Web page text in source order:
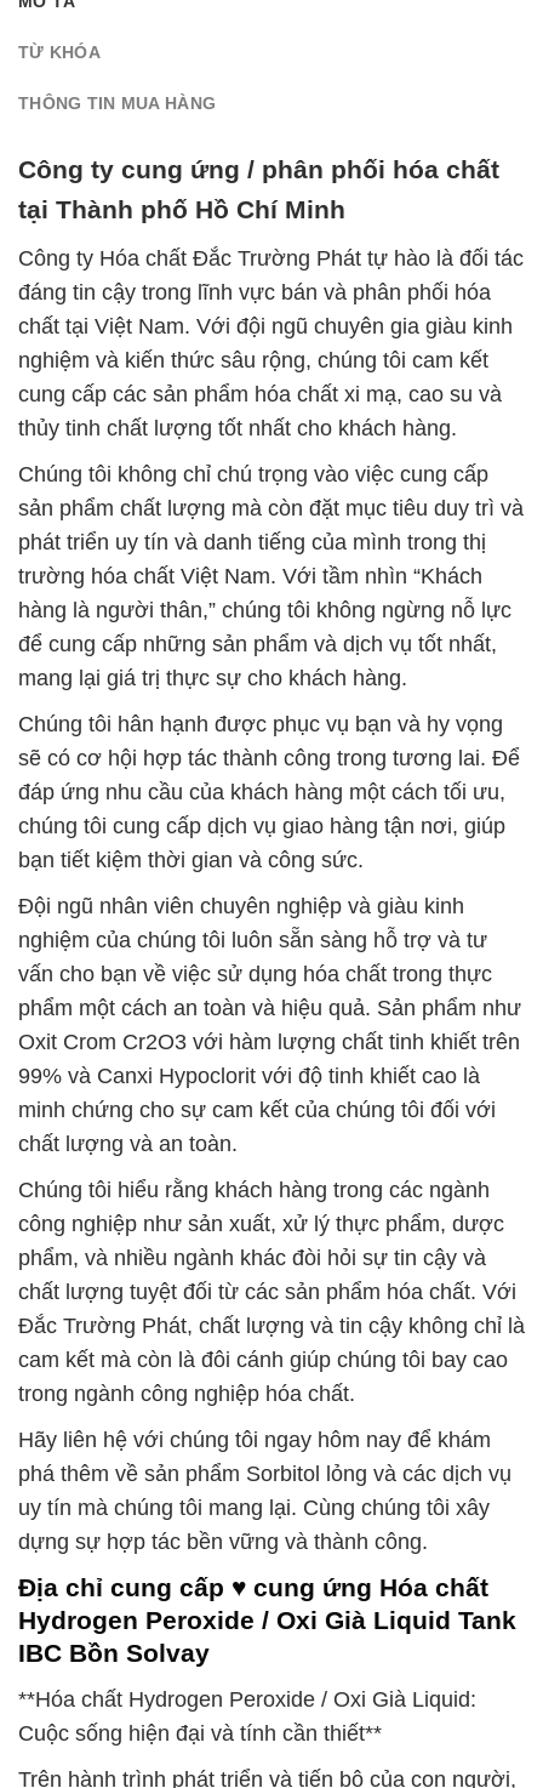
TỪ KHÓA
THÔNG TIN MUA HÀNG
Công ty cung ứng / phân phối hóa chất
tại Thành phố Hồ Chí Minh
Công ty Hóa chất Đắc Trường Phát tự hào là đối tác
đáng tin cậy trong lĩnh vực bán và phân phối hóa
chất tại Việt Nam. Với đội ngũ chuyên gia giàu kinh
nghiệm và kiến thức sâu rộng, chúng tôi cam kết
cung cấp các sản phẩm hóa chất xi mạ, cao su và
thủy tinh chất lượng tốt nhất cho khách hàng.
Chúng tôi không chỉ chú trọng vào việc cung cấp
sản phẩm chất lượng mà còn đặt mục tiêu duy trì và
phát triển uy tín và danh tiếng của mình trong thị
trường hóa chất Việt Nam. Với tầm nhìn “Khách
hàng là người thân,” chúng tôi không ngừng nỗ lực
để cung cấp những sản phẩm và dịch vụ tốt nhất,
mang lại giá trị thực sự cho khách hàng.
Chúng tôi hân hạnh được phục vụ bạn và hy vọng
sẽ có cơ hội hợp tác thành công trong tương lai. Để
đáp ứng nhu cầu của khách hàng một cách tối ưu,
chúng tôi cung cấp dịch vụ giao hàng tận nơi, giúp
bạn tiết kiệm thời gian và công sức.
Đội ngũ nhân viên chuyên nghiệp và giàu kinh
nghiệm của chúng tôi luôn sẵn sàng hỗ trợ và tư
vấn cho bạn về việc sử dụng hóa chất trong thực
phẩm một cách an toàn và hiệu quả. Sản phẩm như
Oxit Crom Cr2O3 với hàm lượng chất tinh khiết trên
99% và Canxi Hypoclorit với độ tinh khiết cao là
minh chứng cho sự cam kết của chúng tôi đối với
chất lượng và an toàn.
Chúng tôi hiểu rằng khách hàng trong các ngành
công nghiệp như sản xuất, xử lý thực phẩm, dược
phẩm, và nhiều ngành khác đòi hỏi sự tin cậy và
chất lượng tuyệt đối từ các sản phẩm hóa chất. Với
Đắc Trường Phát, chất lượng và tin cậy không chỉ là
cam kết mà còn là đôi cánh giúp chúng tôi bay cao
trong ngành công nghiệp hóa chất.
Hãy liên hệ với chúng tôi ngay hôm nay để khám
phá thêm về sản phẩm Sorbitol lỏng và các dịch vụ
uy tín mà chúng tôi mang lại. Cùng chúng tôi xây
dựng sự hợp tác bền vững và thành công.
Địa chỉ cung cấp ♥ cung ứng Hóa chất
Hydrogen Peroxide / Oxi Già Liquid Tank
IBC Bồn Solvay
**Hóa chất Hydrogen Peroxide / Oxi Già Liquid:
Cuộc sống hiện đại và tính cần thiết**
Trên hành trình phát triển và tiến bộ của con người,